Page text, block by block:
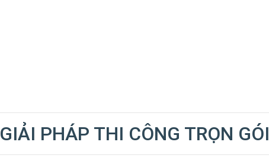
GIẢI PHÁP THI CÔNG TRỌN GÓI